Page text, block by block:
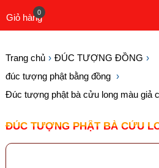
Giỏ hàng
0
Trang chủ
ĐÚC TƯỢNG ĐỒNG
đúc tượng phật bằng đồng
Đúc tượng phật bà cửu long màu giả
ĐÚC TƯỢNG PHẬT BÀ CỬU